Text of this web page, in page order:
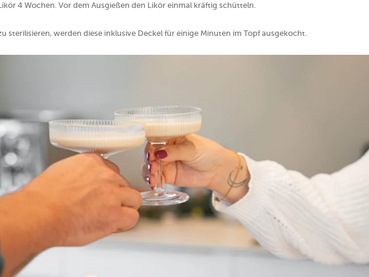
4 Wochen. Vor dem Ausgießen den Likör einmal kräftig schütteln.
sterilisieren, werden diese inklusive Deckel für einige Minuten im Topf ausgekocht.